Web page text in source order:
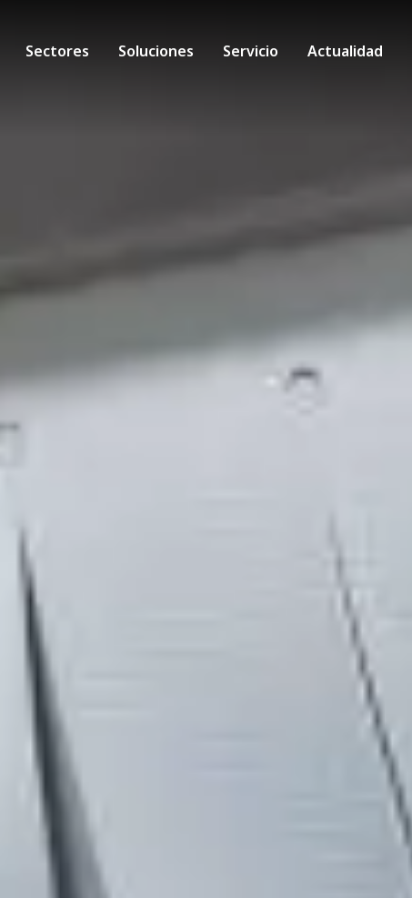
Sectores Soluciones Servicio Actualidad